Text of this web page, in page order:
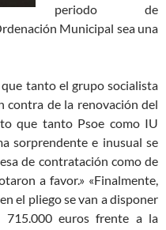
periodo de
Municipal sea una
tanto el grupo socialista
contra de la renovación del
que tanto Psoe como IU
sorprendente e inusual se
de contratación como de
a favor.» «Finalmente,
el pliego se van a disponer
euros frente a la